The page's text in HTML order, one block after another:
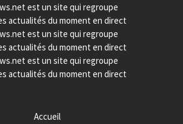
est un site qui regroupe
actualités du moment en direct
est un site qui regroupe
actualités du moment en direct
est un site qui regroupe
actualités du moment en direct
Accueil